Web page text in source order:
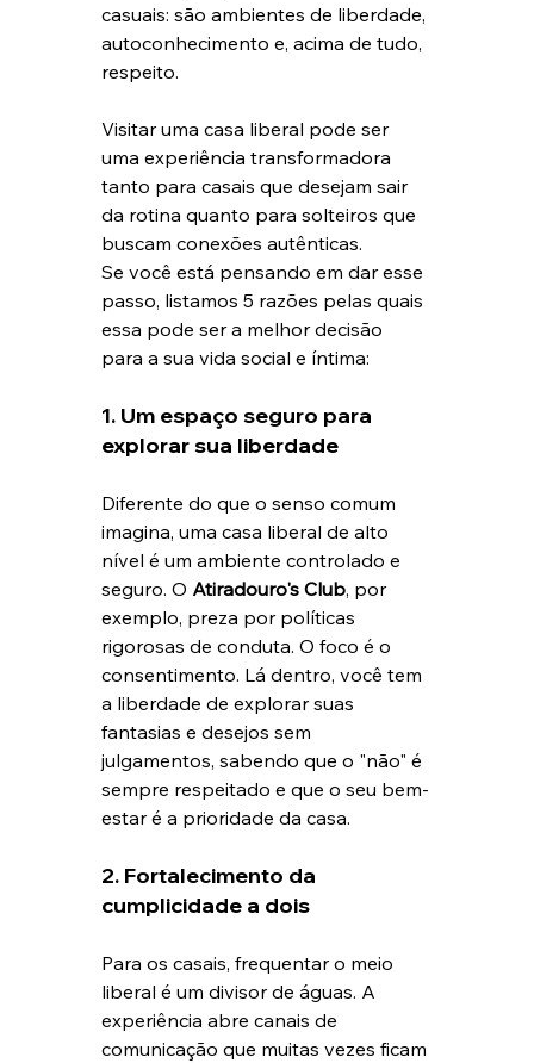
casuais: são ambientes de liberdade,
autoconhecimento e, acima de tudo,
respeito.
Visitar uma casa liberal pode ser
uma experiência transformadora
tanto para casais que desejam sair
da rotina quanto para solteiros que
buscam conexões autênticas.
Se você está pensando em dar esse
passo, listamos 5 razões pelas quais
essa pode ser a melhor decisão
para a sua vida social e íntima:
1. Um espaço seguro para
explorar sua liberdade
Diferente do que o senso comum
imagina, uma casa liberal de alto
nível é um ambiente controlado e
seguro. O Atiradouro's Club, por
exemplo, preza por políticas
rigorosas de conduta. O foco é o
consentimento. Lá dentro, você tem
a liberdade de explorar suas
fantasias e desejos sem
julgamentos, sabendo que o "não" é
sempre respeitado e que o seu bem-
estar é a prioridade da casa.
2. Fortalecimento da
cumplicidade a dois
Para os casais, frequentar o meio
liberal é um divisor de águas. A
experiência abre canais de
comunicação que muitas vezes ficam